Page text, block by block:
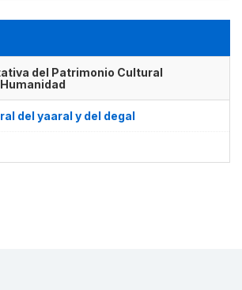
del Patrimonio Cultural
del yaaral y del degal